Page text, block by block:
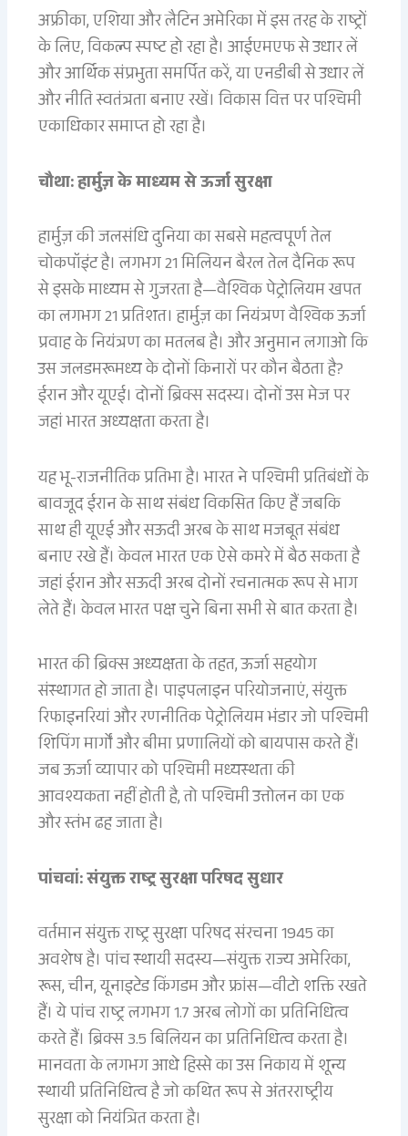
अफ्रीका, एशिया और लैटिन अमेरिका में इस तरह के राष्ट्रों
के लिए, विकल्प स्पष्ट हो रहा है। आईएमएफ से उधार लें
और आर्थिक संप्रभुता समर्पित करें, या एनडीबी से उधार लें
और नीति स्वतंत्रता बनाए रखें। विकास वित्त पर पश्चिमी
एकाधिकार समाप्त हो रहा है।
चौथा: हार्मुज़ के माध्यम से ऊर्जा सुरक्षा
हार्मुज़ की जलसंधि दुनिया का सबसे महत्वपूर्ण तेल
चोकपॉइंट है। लगभग 21 मिलियन बैरल तेल दैनिक रूप
से इसके माध्यम से गुजरता है—वैश्विक पेट्रोलियम खपत
का लगभग 21 प्रतिशत। हार्मुज़ का नियंत्रण वैश्विक ऊर्जा
प्रवाह के नियंत्रण का मतलब है। और अनुमान लगाओ कि
उस जलडमरूमध्य के दोनों किनारों पर कौन बैठता है?
ईरान और यूएई। दोनों ब्रिक्स सदस्य। दोनों उस मेज पर
जहां भारत अध्यक्षता करता है।
यह भू-राजनीतिक प्रतिभा है। भारत ने पश्चिमी प्रतिबंधों के
बावजूद ईरान के साथ संबंध विकसित किए हैं जबकि
साथ ही यूएई और सऊदी अरब के साथ मजबूत संबंध
बनाए रखे हैं। केवल भारत एक ऐसे कमरे में बैठ सकता है
जहां ईरान और सऊदी अरब दोनों रचनात्मक रूप से भाग
लेते हैं। केवल भारत पक्ष चुने बिना सभी से बात करता है।
भारत की ब्रिक्स अध्यक्षता के तहत, ऊर्जा सहयोग
संस्थागत हो जाता है। पाइपलाइन परियोजनाएं, संयुक्त
रिफाइनरियां और रणनीतिक पेट्रोलियम भंडार जो पश्चिमी
शिपिंग मार्गों और बीमा प्रणालियों को बायपास करते हैं।
जब ऊर्जा व्यापार को पश्चिमी मध्यस्थता की
आवश्यकता नहीं होती है, तो पश्चिमी उत्तोलन का एक
और स्तंभ ढह जाता है।
पांचवां: संयुक्त राष्ट्र सुरक्षा परिषद सुधार
वर्तमान संयुक्त राष्ट्र सुरक्षा परिषद संरचना 1945 का
अवशेष है। पांच स्थायी सदस्य—संयुक्त राज्य अमेरिका,
रूस, चीन, यूनाइटेड किंगडम और फ्रांस—वीटो शक्ति रखते
हैं। ये पांच राष्ट्र लगभग 1.7 अरब लोगों का प्रतिनिधित्व
करते हैं। ब्रिक्स 3.5 बिलियन का प्रतिनिधित्व करता है।
मानवता के लगभग आधे हिस्से का उस निकाय में शून्य
स्थायी प्रतिनिधित्व है जो कथित रूप से अंतरराष्ट्रीय
सुरक्षा को नियंत्रित करता है।